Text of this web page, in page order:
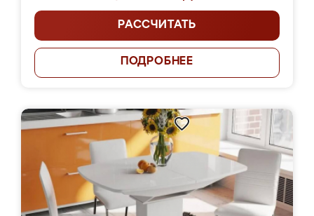
РАССЧИТАТЬ
ПОДРОБНЕЕ